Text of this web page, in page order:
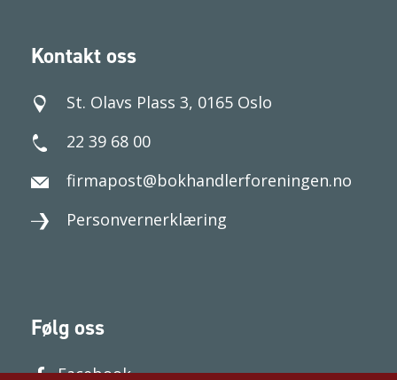
Kontakt oss
St. Olavs Plass 3, 0165 Oslo
22 39 68 00
firmapost@bokhandlerforeningen.no
Personvernerklæring
Følg oss
Facebook